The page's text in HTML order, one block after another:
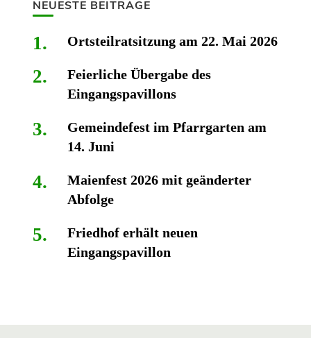
NEUESTE BEITRÄGE
Ortsteilratsitzung am 22. Mai 2026
Feierliche Übergabe des
Eingangspavillons
Gemeindefest im Pfarrgarten am
14. Juni
Maienfest 2026 mit geänderter
Abfolge
Friedhof erhält neuen
Eingangspavillon